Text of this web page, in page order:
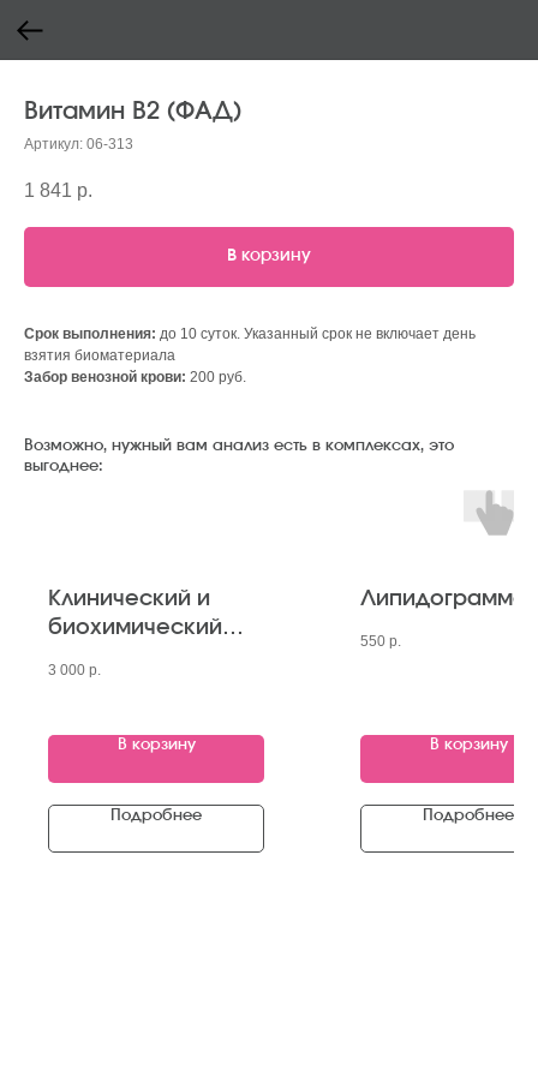
Витамин B2 (ФАД)
Артикул: 06-313
1 841 р.
В корзину
Срок выполнения: до 10 суток. Указанный срок не включает день
взятия биоматериала
Забор венозной крови: 200 руб.
Возможно, нужный вам анализ есть в комплексах, это
выгоднее:
Клинический и
биохимический
3 000 р.
В корзину
Подробнее
Липидограмма
550 р.
В корзину
Подробнее